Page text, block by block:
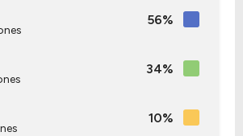
56%
34%
10%